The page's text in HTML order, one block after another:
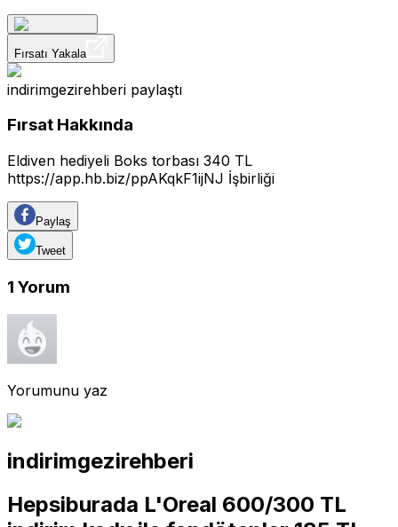
Fırsatı Yakala
indirimgezirehberi paylaştı
Fırsat Hakkında
Eldiven hediyeli Boks torbası 340 TL
https://app.hb.biz/ppAKqkF1ijNJ İşbirliği
Paylaş
Tweet
1 Yorum
Yorumunu yaz
indirimgezirehberi
Hepsiburada L'Oreal 600/300 TL